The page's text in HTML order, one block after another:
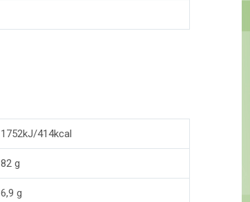
1752kJ/414kcal
82 g
6,9 g